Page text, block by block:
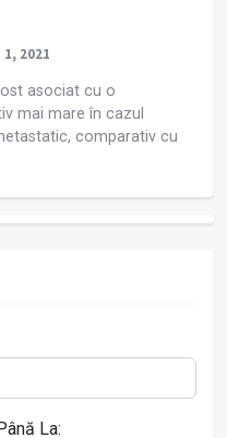
1, 2021
asociat cu o
mai mare în cazul
comparativ cu
Până La: